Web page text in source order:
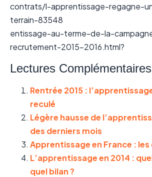
contrats/l-apprentissage-regagne-
terrain-83548
entissage-au-terme-de-la-
recrutement-2015-2016.html?
Lectures
Rentrée 2015 :
reculé
Légère hausse de
des derniers mois
Apprentissage en France :
L’apprentissage en 2014 :
quel bilan ?